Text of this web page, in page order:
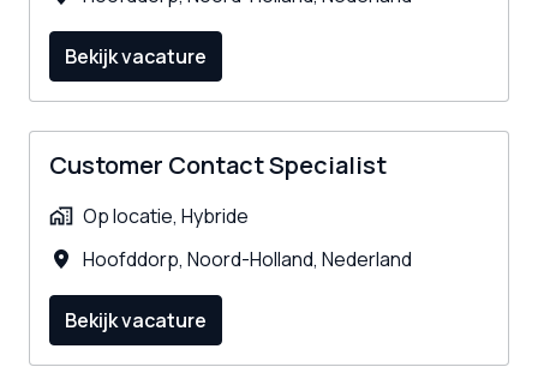
Bekijk vacature
Customer Contact Specialist
Op locatie, Hybride
Hoofddorp, Noord-Holland, Nederland
Bekijk vacature